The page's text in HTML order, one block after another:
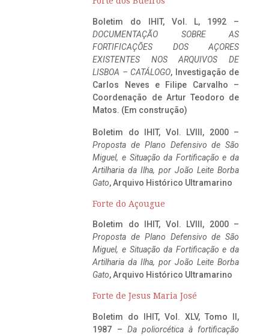
Boletim do IHIT, Vol. L, 1992 –
DOCUMENTAÇÃO SOBRE AS
FORTIFICAÇÕES DOS AÇORES
EXISTENTES NOS ARQUIVOS DE
LISBOA – CATÁLOGO, Investigação de
Carlos Neves e Filipe Carvalho –
Coordenação de Artur Teodoro de
Matos. (Em construção)
Boletim do IHIT, Vol. LVIII, 2000 –
Proposta de Plano Defensivo de São
Miguel, e Situação da Fortificação e da
Artilharia da Ilha, por João Leite Borba
Gato, Arquivo Histórico Ultramarino
Forte do Açougue
Boletim do IHIT, Vol. LVIII, 2000 –
Proposta de Plano Defensivo de São
Miguel, e Situação da Fortificação e da
Artilharia da Ilha, por João Leite Borba
Gato, Arquivo Histórico Ultramarino
Forte de Jesus Maria José
Boletim do IHIT, Vol. XLV, Tomo II,
1987 – Da poliorcética à fortificação